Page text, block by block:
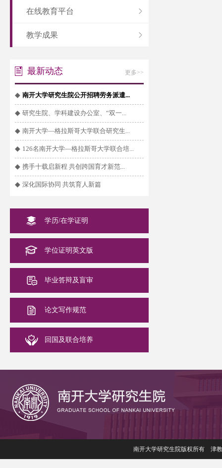
在线教育平台
教学成果
最新动态 更多>>
◆ 南开大学研究生院公开招聘劳务派遣...
◆ 研究生院、学科建设办公室、“双一...
◆ 南开大学—格拉斯哥大学联合研究生...
◆ 126名南开大学—格拉斯哥大学联合培...
◆ 携手十载启新程 共创跨国育才新范...
◆ 深化国际协同 共筑育人新篇
学历/在学证明
学位证明英文版
毕业答辩及盲审
论文写作规范
回国及联合培养
南开大学研究生院版权所有 津